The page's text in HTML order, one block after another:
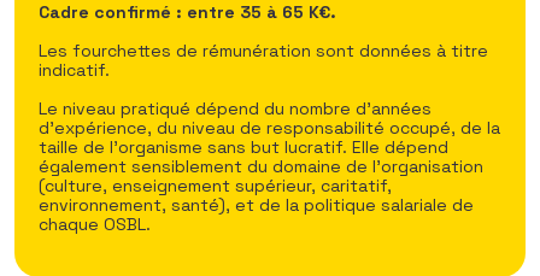
Cadre confirmé : entre 35 à 65 K€.
Les fourchettes de rémunération sont données à titre
indicatif.
Le niveau pratiqué dépend du nombre d’années
d’expérience, du niveau de responsabilité occupé, de la
taille de l’organisme sans but lucratif. Elle dépend
également sensiblement du domaine de l’organisation
(culture, enseignement supérieur, caritatif,
environnement, santé), et de la politique salariale de
chaque OSBL.